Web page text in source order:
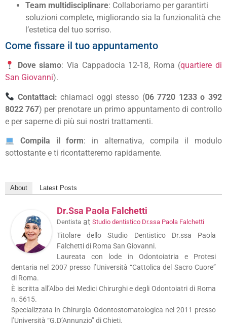
Team multidisciplinare: Collaboriamo per garantirti
soluzioni complete, migliorando sia la funzionalità che
l’estetica del tuo sorriso.
Come fissare il tuo appuntamento
Dove siamo: Via Cappadocia 12-18, Roma (quartiere di
San Giovanni).
Contattaci: chiamaci oggi stesso (06 7720 1233 o 392
8022 767) per prenotare un primo appuntamento di controllo
e per saperne di più sui nostri trattamenti.
Compila il form: in alternativa, compila il modulo
sottostante e ti ricontatteremo rapidamente.
About Latest Posts
Dr.ssa Paola Falchetti
Dentista at Studio dentistico Dr.ssa Paola Falchetti
Titolare dello Studio Dentistico Dr.ssa Paola
Falchetti di Roma San Giovanni.
Laureata con lode in Odontoiatria e Protesi
dentaria nel 2007 presso l’Università “Cattolica del Sacro Cuore”
di Roma.
È iscritta all’Albo dei Medici Chirurghi e degli Odontoiatri di Roma
n. 5615.
Specializzata in Chirurgia Odontostomatologica nel 2011 presso
l’Università “G.D’Annunzio” di Chieti.